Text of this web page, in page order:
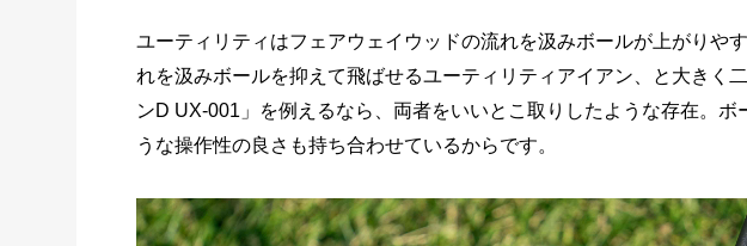
ユーティリティはフェアウェイウッドの流れを汲みボールが上がりや
れを汲みボールを抑えて飛ばせるユーティリティアイアン、と大きく
ンD UX-001」を例えるなら、両者をいいとこ取りしたような存在。
うな操作性の良さも持ち合わせているからです。